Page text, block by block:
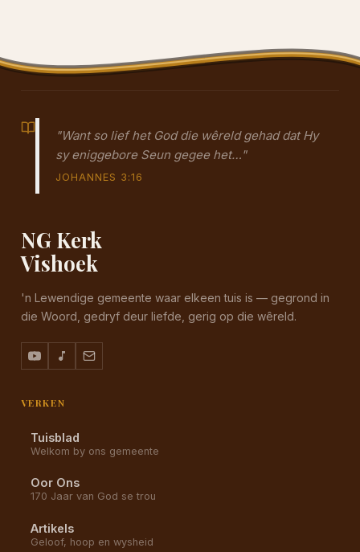
"Want so lief het God die wêreld gehad dat Hy
sy eniggebore Seun gegee het…"
JOHANNES 3:16
NG Kerk
Vishoek
'n Lewendige gemeente waar elkeen tuis is — gegrond in
die Woord, gedryf deur liefde, gerig op die wêreld.
VERKEN
Tuisblad
Welkom by ons gemeente
Oor Ons
170 Jaar van God se trou
Artikels
Geloof, hoop en wysheid